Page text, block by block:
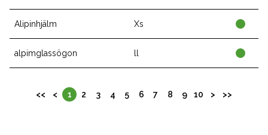
Alipinhjälm Xs
alpimglassögon
<< < 1 2 3 4 5 6 7 8 9 10 > >>